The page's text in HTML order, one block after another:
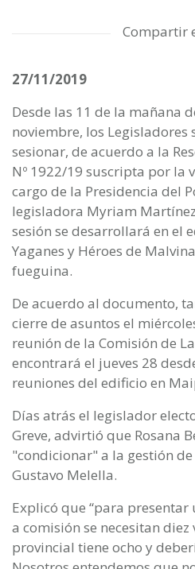
Compartir
27/11/2019
Desde las 11 de la mañana
noviembre, los Legisladores
sesionar, de acuerdo a la
Nº 1922/19 suscripta por la
cargo de la Presidencia del
legisladora Myriam
sesión se desarrollará en el
Yaganes y Héroes de
fueguina.
De acuerdo al documento,
cierre de asuntos el
reunión de la Comisión de
encontrará el jueves 28
reuniones del edificio en
Días atrás el legislador
Greve, advirtió que Rosana
"condicionar" a la gestión
Gustavo Melella.
Explicó que “para
a comisión se necesitan diez
provincial tiene ocho y